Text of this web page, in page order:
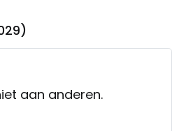
aan anderen.